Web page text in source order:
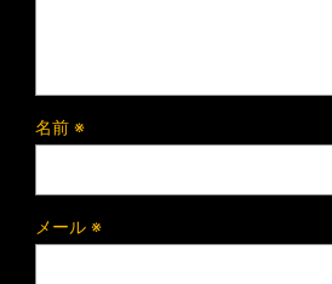
名前 ※
メール ※